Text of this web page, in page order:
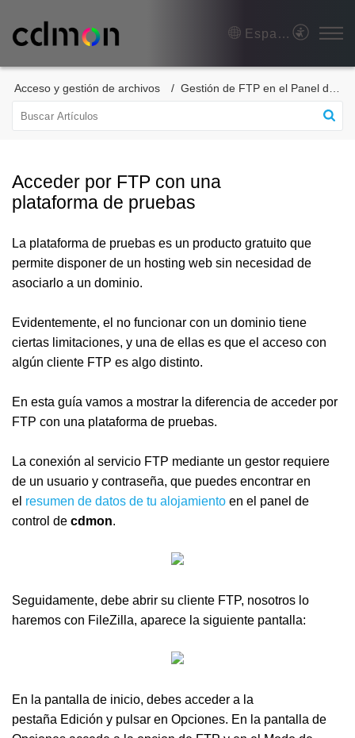
Español (España)
Acceso y gestión de archivos Gestión de FTP en el Panel de Control
Acceder por FTP con una
plataforma de pruebas
La plataforma de pruebas es un producto gratuito que
permite disponer de un hosting web sin necesidad de
asociarlo a un dominio.
Evidentemente, el no funcionar con un dominio tiene
ciertas limitaciones, y una de ellas es que el acceso con
algún cliente FTP es algo distinto.
En esta guía vamos a mostrar la diferencia de acceder por
FTP con una plataforma de pruebas.
La conexión al servicio FTP mediante un gestor requiere
de un usuario y contraseña, que puedes encontrar en
el resumen de datos de tu alojamiento en el panel de
control de cdmon.
Seguidamente, debe abrir su cliente FTP, nosotros lo
haremos con FileZilla, aparece la siguiente pantalla:
En la pantalla de inicio, debes acceder a la
pestaña Edición y pulsar en Opciones. En la pantalla de